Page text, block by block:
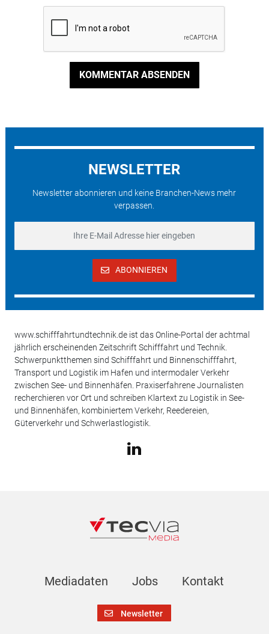
KOMMENTAR ABSENDEN
NEWSLETTER
Newsletter abonnieren und keine Branchen-News mehr
verpassen.
ABONNIEREN
www.schifffahrtundtechnik.de ist das Online-Portal der achtmal
jährlich erscheinenden Zeitschrift Schifffahrt und Technik.
Schwerpunktthemen sind Schifffahrt und Binnenschifffahrt,
Transport und Logistik im Hafen und intermodaler Verkehr
zwischen See- und Binnenhäfen. Praxiserfahrene Journalisten
recherchieren vor Ort und schreiben Klartext zu Logistik in See-
und Binnenhäfen, kombiniertem Verkehr, Reedereien,
Güterverkehr und Schwerlastlogistik.
Mediadaten Jobs Kontakt
Newsletter